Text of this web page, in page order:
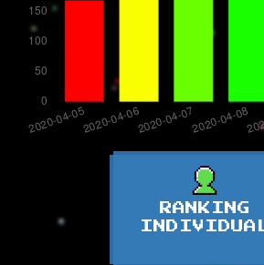
RANKING
INDIVIDUAL